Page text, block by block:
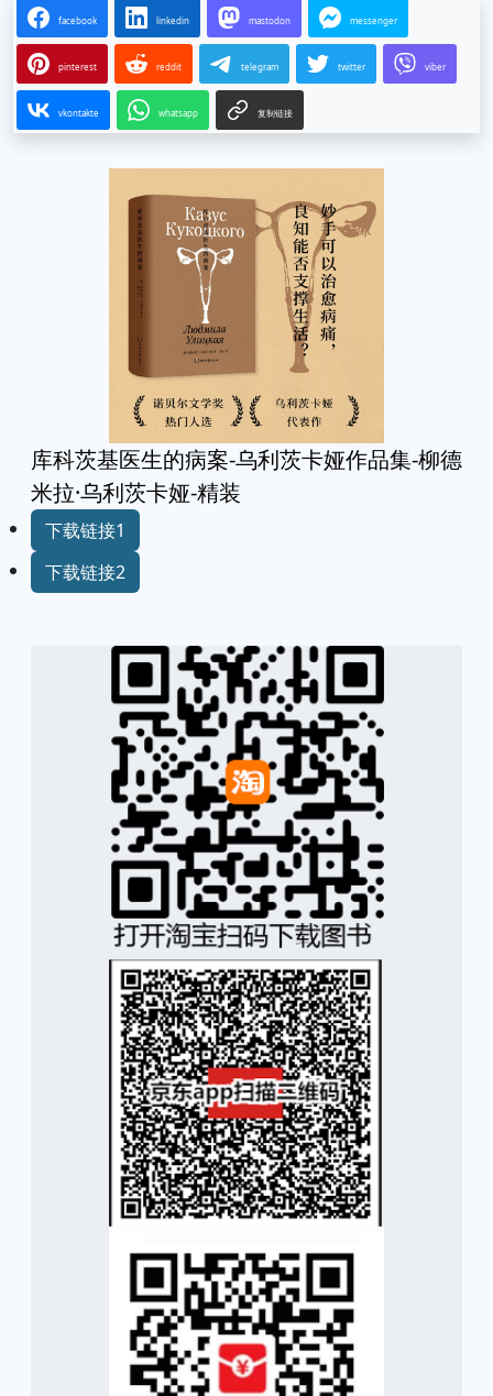
facebook linkedin mastodon messenger
pinterest reddit telegram twitter viber
vkontakte whatsapp 复制链接
库科茨基医生的病案-乌利茨卡娅作品集-柳德
米拉·乌利茨卡娅-精装
下载链接1
下载链接2